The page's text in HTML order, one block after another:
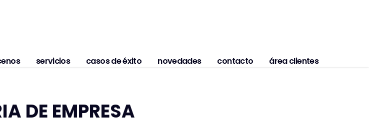
servicios casos de éxito novedades contacto área clientes
DE EMPRESA